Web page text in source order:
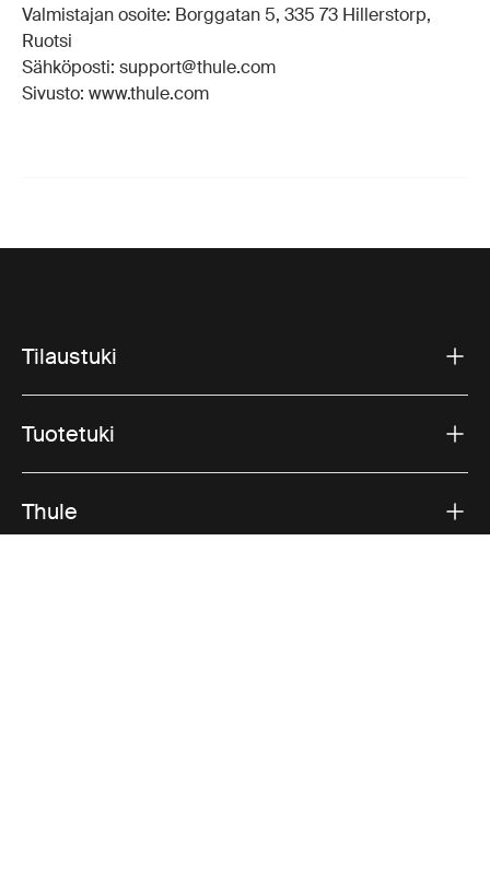
Valmistajan osoite: Borggatan 5, 335 73 Hillerstorp,
Ruotsi
Sähköposti: support@thule.com
Sivusto: www.thule.com
Tilaustuki
Tuotetuki
Thule